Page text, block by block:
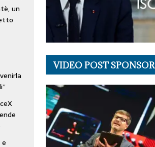
un
VIDEO POST SPONSOR